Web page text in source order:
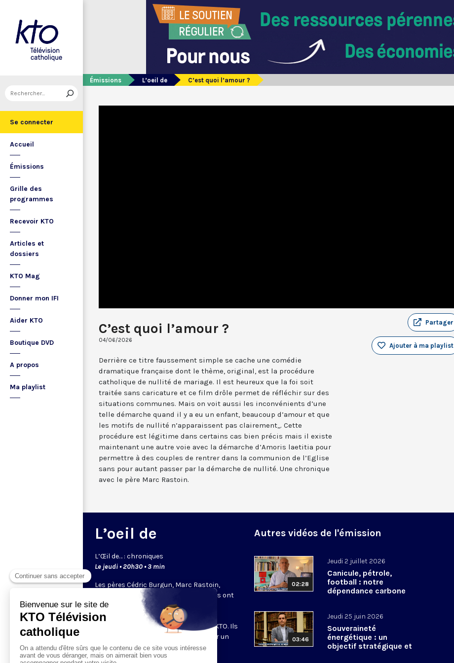
Se connecter
Accueil
Émissions
Grille des
programmes
Recevoir KTO
Articles et
dossiers
KTO Mag
Donner mon IFI
Aider KTO
Boutique DVD
A propos
Ma playlist
Émissions L’oeil de C’est quoi l’amour ?
C’est quoi l’amour ?
04/06/2026
Partager
Ajouter à ma playlist
Derrière ce titre faussement simple se cache une comédie
dramatique française dont le thème, original, est la procédure
catholique de nullité de mariage. Il est heureux que la foi soit
traitée sans caricature et ce film drôle permet de réfléchir sur des
situations communes. Mais on voit aussi les inconvénients d’une
telle démarche quand il y a eu un enfant, beaucoup d’amour et que
les motifs de nullité n’apparaissent pas clairement,,. Cette
procédure est légitime dans certains cas bien précis mais il existe
maintenant une autre voie avec la démarche d’Amoris laetitia pour
permettre à des couples de rentrer dans la communion de l’Eglise
sans pour autant passer par la démarche de nullité. Une chronique
avec le père Marc Rastoin.
L’oeil de
L’Œil de… : chroniques
Le jeudi • 20h30 • 3 min
Les pères Cédric Burgun, Marc Rastoin,
Bernard Devert ou Éric de Beukelaer… ils ont
chacun un regard bien à eux. Leurs
chroniques bousculent et donnent à
réfléchir. Ce sont les chroniqueurs de KTO. Ils
viennent partager leur point de vue sur un
sujet qui leur tient à coeur.
Autres vidéos de l'émission
02:28
Jeudi 2 juillet 2026
Canicule, pétrole,
football : notre
dépendance carbone
03:46
Jeudi 25 juin 2026
Souveraineté
énergétique : un
objectif stratégique et